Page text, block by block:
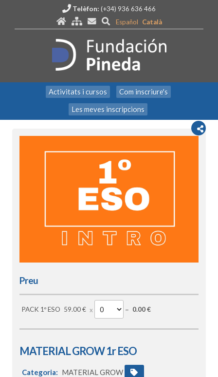
Telèfon: (+34) 936 636 466
Español
Català
Activitats i cursos
Com inscriure's
Les meves inscripcions
Preu
PACK 1º ESO 59.00 € 0.00 €
MATERIAL GROW 1r ESO
Categoria: MATERIAL GROW